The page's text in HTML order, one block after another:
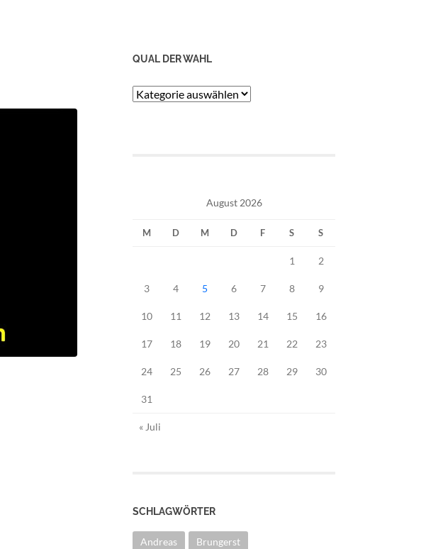
QUAL DER WAHL
Qual
August 2026
M D M D F S S
1 2
3 4 5 6 7 8 9
10 11 12 13 14 15 16
17 18 19 20 21 22 23
24 25 26 27 28 29 30
31
« Juli
SCHLAGWÖRTER
Andreas Brungerst